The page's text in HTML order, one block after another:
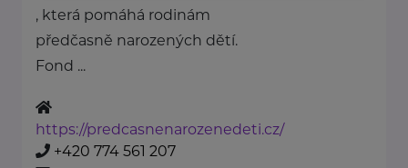
, která pomáhá rodinám
předčasně narozených dětí.
Fond ...
https://predcasnenarozenedeti.cz/
+420 774 561 207